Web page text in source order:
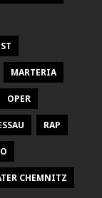
MARTERIA
OPER
RAP
CHEMNITZ